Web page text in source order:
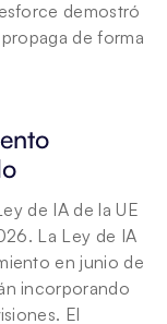
demostró
de forma
de IA de la UE
La Ley de IA
en junio de
incorporando
El